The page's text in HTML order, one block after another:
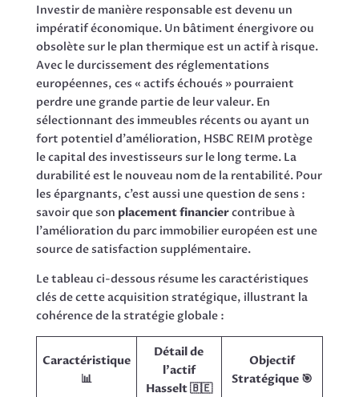
Investir de manière responsable est devenu un
impératif économique. Un bâtiment énergivore ou
obsolète sur le plan thermique est un actif à risque.
Avec le durcissement des réglementations
européennes, ces « actifs échoués » pourraient
perdre une grande partie de leur valeur. En
sélectionnant des immeubles récents ou ayant un
fort potentiel d’amélioration, HSBC REIM protège
le capital des investisseurs sur le long terme. La
durabilité est le nouveau nom de la rentabilité. Pour
les épargnants, c’est aussi une question de sens :
savoir que son placement financiercontribue à
l’amélioration du parc immobilier européen est une
source de satisfaction supplémentaire.
Le tableau ci-dessous résume les caractéristiques
clés de cette acquisition stratégique, illustrant la
cohérence de la stratégie globale :
Caractéristique
📊
Détail de
l’actif
Hasselt 🇧🇪
Objectif
Stratégique 🎯